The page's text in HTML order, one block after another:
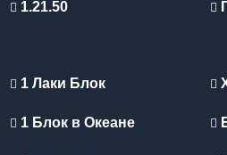
1.21.50
1 Лаки Блок
1 Блок в Океане